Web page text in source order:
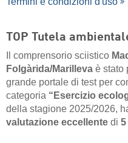
TOP Tutela
Il comprensorio sciistico
Folgàrida/​Marilleva è stato
grande portale di test per
categoria “Esercizio
della stagione 2025/2026,
valutazione eccellente di 5